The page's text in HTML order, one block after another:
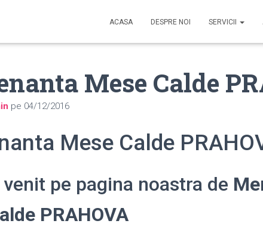
ACASA DESPRE NOI SERVICII
Mese Calde
pe 04/12/2016
Mese Calde
pe pagina noastra de
PRAHOVA